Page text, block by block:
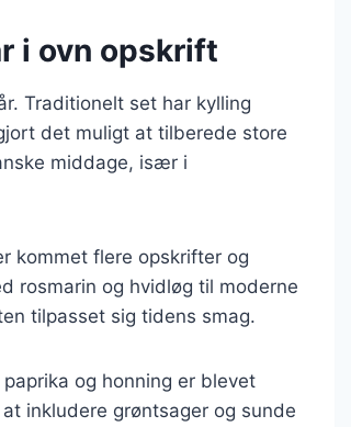
i ovn opskrift
Traditionelt set har kylling
det muligt at tilberede store
middage, især i
kommet flere opskrifter og
rosmarin og hvidløg til moderne
tilpasset sig tidens smag.
og honning er blevet
inkludere grøntsager og sunde